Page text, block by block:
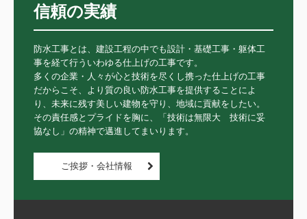
信頼の実績
防水工事とは、建設工程の中でも設計・基礎工事・躯体工
事を経て行ういわゆる仕上げの工事です。
多くの企業・人々が心と技術を尽くし携った仕上げの工事
だからこそ、より質の良い防水工事を提供することによ
り、未来に残す美しい建物を守り、地域に貢献をしたい。
その責任感とプライドを胸に、「技術は無限大　技術に妥
協なし」の精神で邁進してまいります。
ご挨拶・会社情報